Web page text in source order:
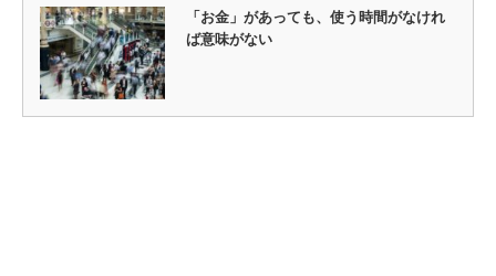
「お金」があっても、使う時間がなけれ
ば意味がない